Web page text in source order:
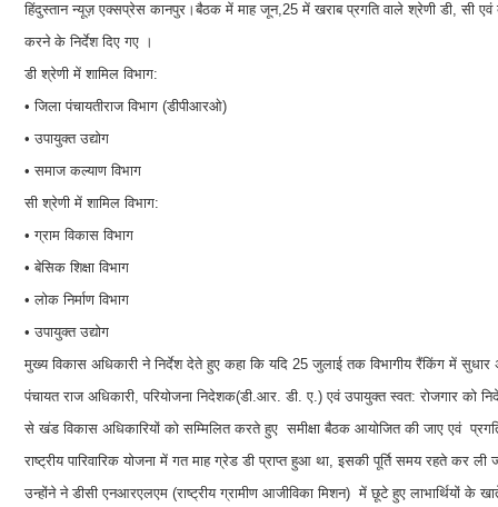
हिंदुस्तान न्यूज़ एक्सप्रेस कानपुर।बैठक में माह जून,25 में खराब प्रगति वाले श्रेणी डी, सी
करने के निर्देश दिए गए ।
डी श्रेणी में शामिल विभाग:
• जिला पंचायतीराज विभाग (डीपीआरओ)
• उपायुक्त उद्योग
• समाज कल्याण विभाग
सी श्रेणी में शामिल विभाग:
• ग्राम विकास विभाग
• बेसिक शिक्षा विभाग
• लोक निर्माण विभाग
• उपायुक्त उद्योग
मुख्य विकास अधिकारी ने निर्देश देते हुए कहा कि यदि 25 जुलाई तक विभागीय रैंकिंग में
पंचायत राज अधिकारी, परियोजना निदेशक(डी.आर. डी. ए.) एवं उपायुक्त स्वत: रोजगार को
से खंड विकास अधिकारियों को सम्मिलित करते हुए समीक्षा बैठक आयोजित की जाए एवं
राष्ट्रीय पारिवारिक योजना में गत माह ग्रेड डी प्राप्त हुआ था, इसकी पूर्ति समय रहते कर
उन्होंने ने डीसी एनआरएलएम (राष्ट्रीय ग्रामीण आजीविका मिशन) में छूटे हुए लाभार्थियों के